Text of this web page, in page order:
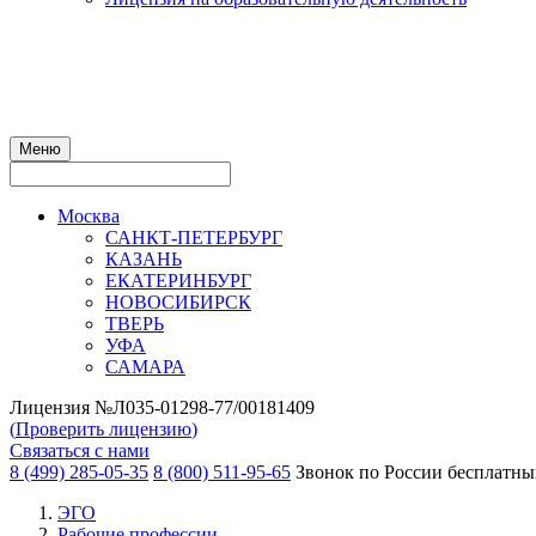
Меню
Москва
САНКТ-ПЕТЕРБУРГ
КАЗАНЬ
ЕКАТЕРИНБУРГ
НОВОСИБИРСК
ТВЕРЬ
УФА
САМАРА
Лицензия №Л035-01298-77/00181409
(Проверить лицензию)
Связаться с нами
8 (499) 285-05-35 8 (800) 511-95-65 Звонок по России
ЭГО